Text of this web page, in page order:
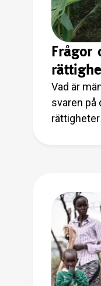
Frågor
Vad är
svaren på
rättigheter